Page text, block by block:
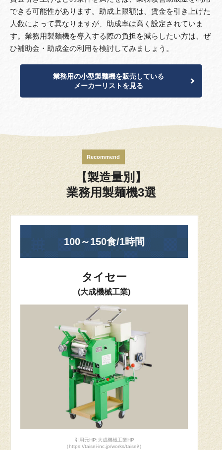
できる可能性があります。助成上限額は、賃金を引き上げた
人数によって異なりますが、助成率は高く設定されていま
す。業務用製麺機を導入する際の負担を減らしたい方は、ぜ
ひ補助金・助成金の利用を検討してみましょう。
業務用の小型製麺機を販売している
メーカーリストを見る
Recommend
【製造量別】
業務用製麺機3選
100～150食/1時間
タイセー
(大成機械工業)
引用元HP:大成機械工業HP
（https://taisei-inc.jp/works/taisei/）